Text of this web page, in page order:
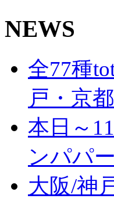
NEWS
全77種
戸・京
本日～
ンパパ
大阪/神